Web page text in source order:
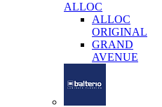
ALLOC
ALLOC
ORIGINAL
GRAND
AVENUE